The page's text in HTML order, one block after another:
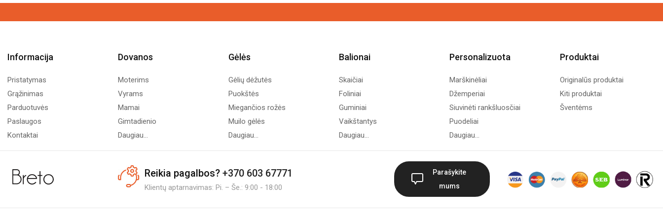
Informacija
Pristatymas
Grąžinimas
Parduotuvės
Paslaugos
Kontaktai
Dovanos
Moterims
Vyrams
Mamai
Gimtadienio
Daugiau...
Gėlės
Gėlių dėžutės
Puokštės
Miegančios rožės
Muilo gėlės
Daugiau...
Balionai
Skaičiai
Foliniai
Guminiai
Vaikštantys
Daugiau...
Personalizuota
Marškinėliai
Džemperiai
Siuvinėti rankšluosčiai
Puodeliai
Daugiau...
Produktai
Originalūs produktai
Kiti produktai
Šventėms
Reikia pagalbos? +370 603 67771
Klientų aptarnavimas: Pi. – Še.: 9:00 - 18:00
Parašykite
mums